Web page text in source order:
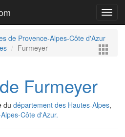
de Provence-Alpes-Côte d'Azur
Furmeyer
Furmeyer
du département des Hautes-Alpes,
Côte d'Azur.